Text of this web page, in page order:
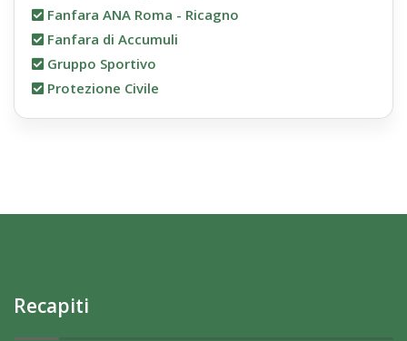
Fanfara ANA Roma - Ricagno
Fanfara di Accumuli
Gruppo Sportivo
Protezione Civile
Recapiti